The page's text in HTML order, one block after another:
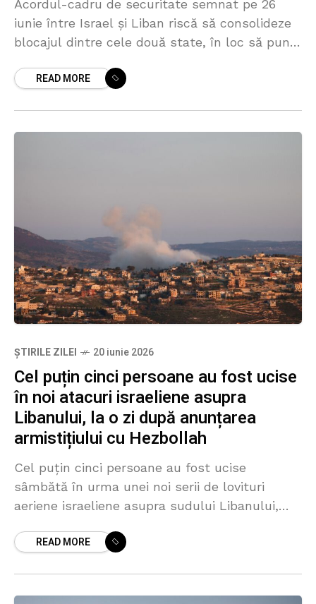
Acordul-cadru de securitate semnat pe 26
iunie între Israel și Liban riscă să consolideze
blocajul dintre cele două state, în loc să pună
retragerea trupelor
READ MORE
ȘTIRILE ZILEI 20 iunie 2026
Cel puțin cinci persoane au fost ucise
în noi atacuri israeliene asupra
Libanului, la o zi după anunțarea
armistițiului cu Hezbollah
Cel puțin cinci persoane au fost ucise
sâmbătă în urma unei noi serii de lovituri
aeriene israeliene asupra sudului Libanului,
24
READ MORE